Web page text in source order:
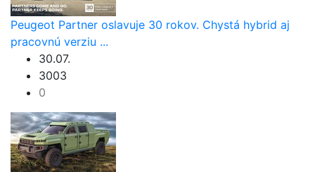
Peugeot Partner oslavuje 30 rokov. Chystá hybrid aj
pracovnú verziu ...
30.07.
3003
0